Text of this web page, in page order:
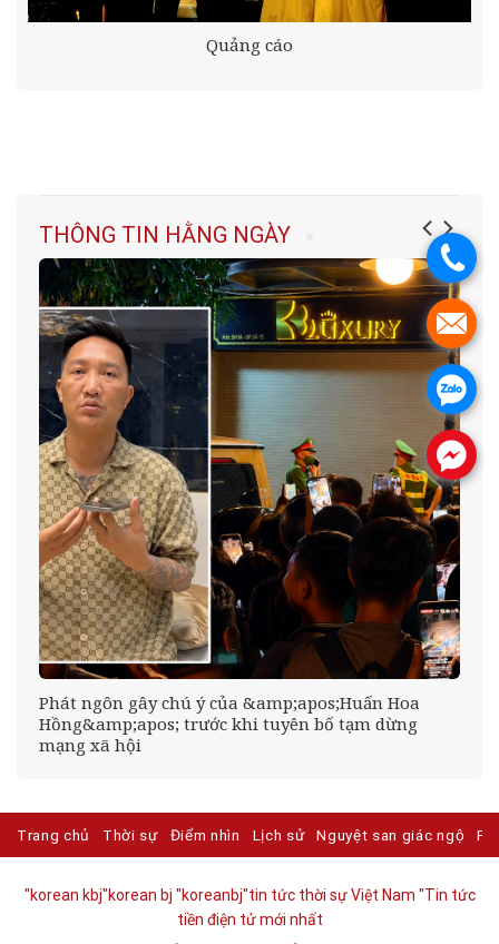
Quảng cáo
THÔNG TIN HẰNG NGÀY
Phát ngôn gây chú ý của &amp;apos;Huấn Hoa
Hồng&amp;apos; trước khi tuyên bố tạm dừng
mạng xã hội
Trang chủ Thời sự Điểm nhìn Lịch sử Nguyệt san giác ngộ
"korean kbj​"korean bj "koreanbj​"tin tức thời sự Việt Nam "Tin tức
tiền điện tử mới nhất​
.
.
.
.